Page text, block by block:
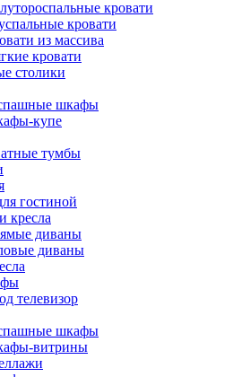
кровати
кровати
из массива
кровати
столики
шкафы
купе
тумбы
гостиной
кресла
диваны
диваны
телевизор
шкафы
витрины